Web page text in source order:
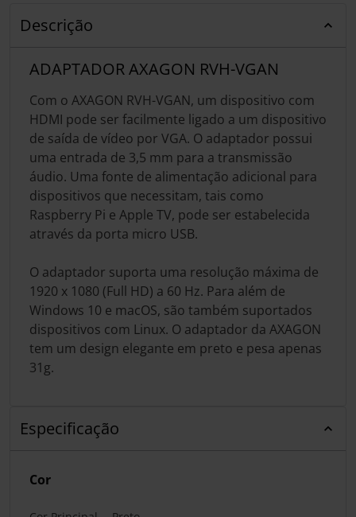
Descrição
ADAPTADOR AXAGON RVH-VGAN
Com o AXAGON RVH-VGAN, um dispositivo com
HDMI pode ser facilmente ligado a um dispositivo
de saída de vídeo por VGA. O adaptador possui
uma entrada de 3,5 mm para a transmissão
áudio. Uma fonte de alimentação adicional para
dispositivos que necessitam, tais como
Raspberry Pi e Apple TV, pode ser estabelecida
através da porta micro USB.
O adaptador suporta uma resolução máxima de
1920 x 1080 (Full HD) a 60 Hz. Para além de
Windows 10 e macOS, são também suportados
dispositivos com Linux. O adaptador da AXAGON
tem um design elegante em preto e pesa apenas
31g.
Especificação
Cor